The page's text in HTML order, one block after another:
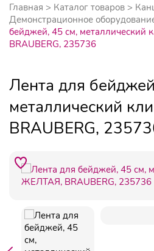
Главная Каталог товаров
Демонстрационное
бейджей, 45 см,
BRAUBERG, 235736
Лента для
металлический
BRAUBERG,